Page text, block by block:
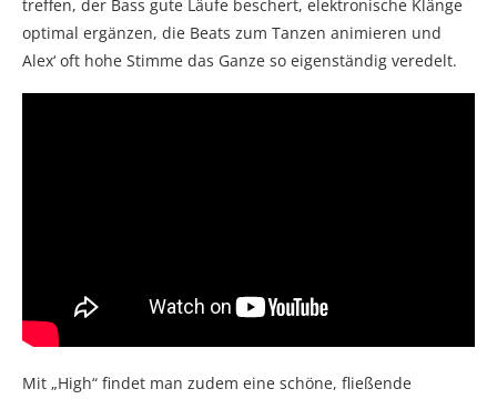
treffen, der Bass gute Läufe beschert, elektronische Klänge
optimal ergänzen, die Beats zum Tanzen animieren und
Alex‘ oft hohe Stimme das Ganze so eigenständig veredelt.
Mit „High“ findet man zudem eine schöne, fließende